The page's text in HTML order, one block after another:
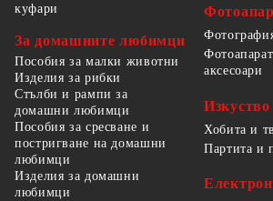
куфари
За домашните любимци
Пособия за малки животни
Изделия за рибки
Стълби и рампи за
домашни любимци
Пособия за сресване и
постригване на домашни
любимци
Изделия за домашни
любимци
аксесоари
Изкуство
Хобита и
Партита и